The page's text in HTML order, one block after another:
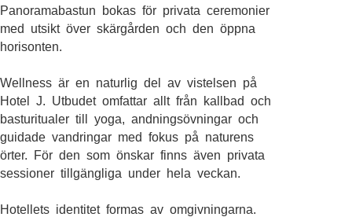
Panoramabastun bokas för privata ceremonier
med utsikt över skärgården och den öppna
horisonten.
Wellness är en naturlig del av vistelsen på
Hotel J. Utbudet omfattar allt från kallbad och
basturitualer till yoga, andningsövningar och
guidade vandringar med fokus på naturens
örter. För den som önskar finns även privata
sessioner tillgängliga under hela veckan.
Hotellets identitet formas av omgivningarna.